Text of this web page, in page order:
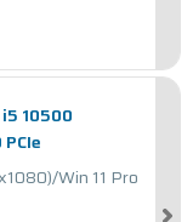
10500
Win 11 Pro